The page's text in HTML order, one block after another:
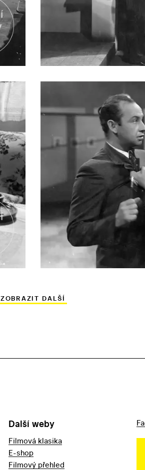
ZOBRAZIT DALŠÍ
Další weby
Filmová klasika
E-shop
Filmový přehled